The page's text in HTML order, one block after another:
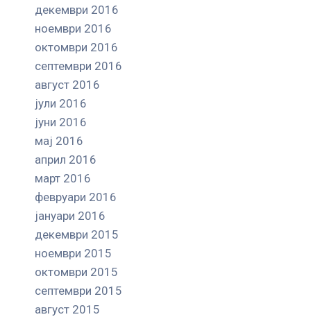
декември 2016
ноември 2016
октомври 2016
септември 2016
август 2016
јули 2016
јуни 2016
мај 2016
април 2016
март 2016
февруари 2016
јануари 2016
декември 2015
ноември 2015
октомври 2015
септември 2015
август 2015